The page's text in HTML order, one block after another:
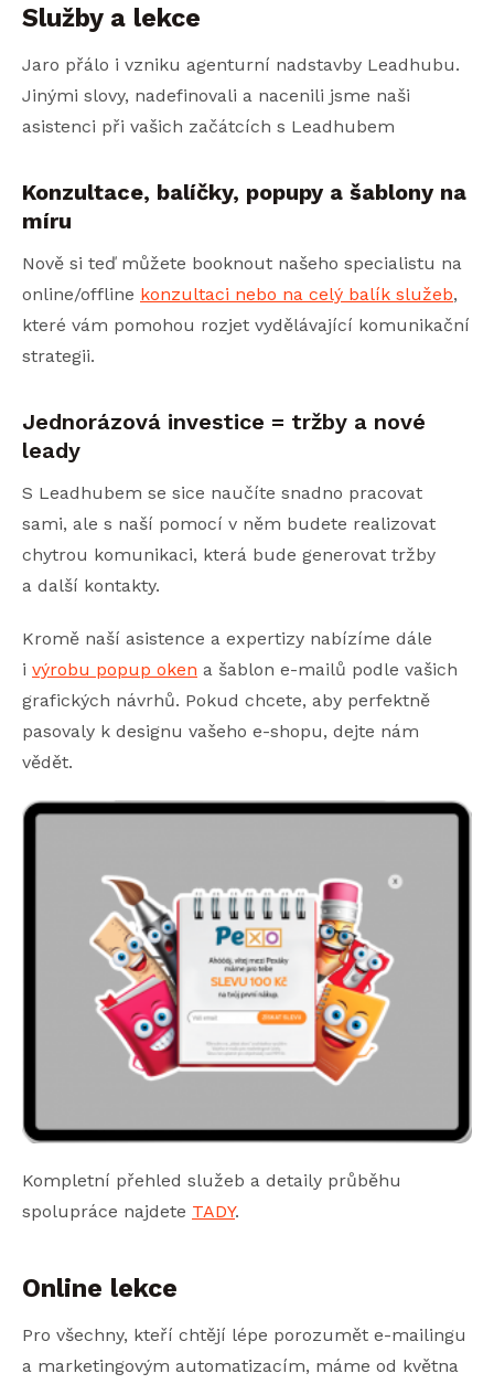
Služby a lekce
Jaro přálo i vzniku agenturní nadstavby Leadhubu.
Jinými slovy, nadefinovali a nacenili jsme naši
asistenci při vašich začátcích s Leadhubem
Konzultace, balíčky, popupy a šablony na
míru
Nově si teď můžete booknout našeho specialistu na
online/offline konzultaci nebo na celý balík služeb,
které vám pomohou rozjet vydělávající komunikační
strategii.
Jednorázová investice = tržby a nové
leady
S Leadhubem se sice naučíte snadno pracovat
sami, ale s naší pomocí v něm budete realizovat
chytrou komunikaci, která bude generovat tržby
a další kontakty.
Kromě naší asistence a expertizy nabízíme dále
i výrobu popup oken a šablon e-mailů podle vašich
grafických návrhů. Pokud chcete, aby perfektně
pasovaly k designu vašeho e-shopu, dejte nám
vědět.
Kompletní přehled služeb a detaily průběhu
spolupráce najdete TADY.
Online lekce
Pro všechny, kteří chtějí lépe porozumět e-mailingu
a marketingovým automatizacím, máme od května